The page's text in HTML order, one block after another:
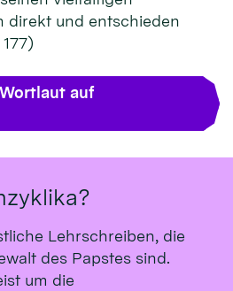
direkt und entschieden
auf
Lehrschreiben, die
des Papstes sind.
um die